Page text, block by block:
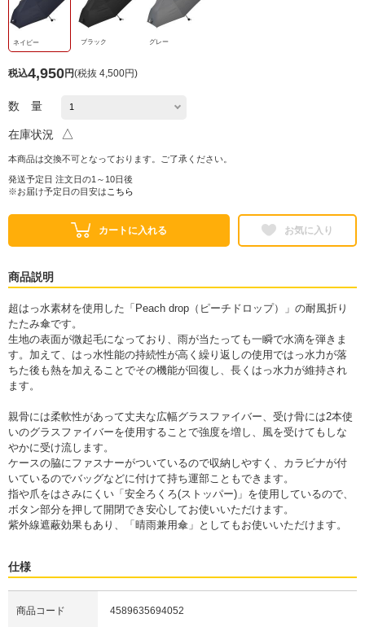
ネイビー ブラック グレー
税込4,950円(税抜 4,500円)
数 量
在庫状況 △
本商品は交換不可となっております。ご了承ください。
発送予定日 注文日の1～10日後
※お届け予定日の目安は こちら
カートに入れる お気に入り
商品説明
超はっ水素材を使用した「Peach drop（ピーチドロップ）」の耐風折り
たたみ傘です。
生地の表面が微起毛になっており、雨が当たっても一瞬で水滴を弾きま
す。加えて、はっ水性能の持続性が高く繰り返しの使用ではっ水力が落
ちた後も熱を加えることでその機能が回復し、長くはっ水力が維持され
ます。
親骨には柔軟性があって丈夫な広幅グラスファイバー、受け骨には2本使
いのグラスファイバーを使用することで強度を増し、風を受けてもしな
やかに受け流します。
ケースの脇にファスナーがついているので収納しやすく、カラビナが付
いているのでバッグなどに付けて持ち運部こともできます。
指や爪をはさみにくい「安全ろくろ(ストッパー)」を使用しているので、
ボタン部分を押して開閉でき安心してお使いいただけます。
紫外線遮蔽効果もあり、「晴雨兼用傘」としてもお使いいただけます。
仕様
商品コード 4589635694052